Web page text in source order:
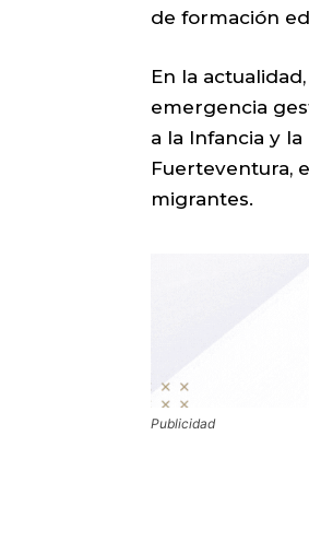
de formación
En la
emergencia
a la Infancia y la
Fuerteventura,
migrantes.
Publicidad